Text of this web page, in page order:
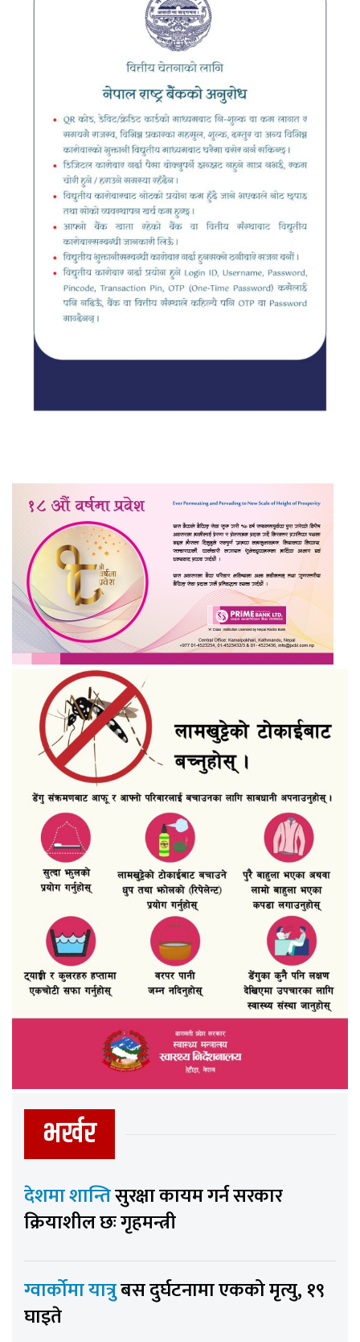
भर्खर
देशमा शान्तिसुरक्षा कायम गर्न सरकार
क्रियाशील छः गृहमन्त्री
ग्वार्कोमा यात्रुबस दुर्घटनामा एकको मृत्यु, १९
घाइते